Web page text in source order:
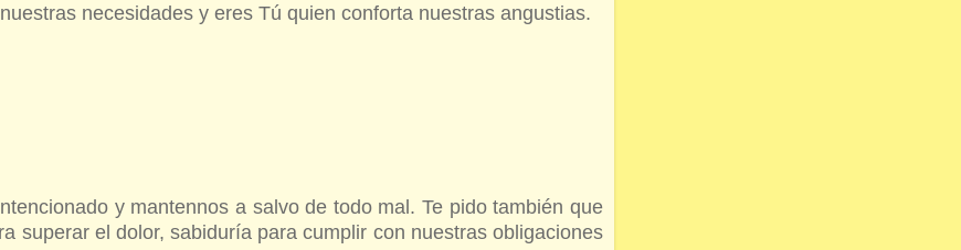
necesidades y eres Tú quien conforta nuestras angustias.
y mantennos a salvo de todo mal. Te pido también que
superar el dolor, sabiduría para cumplir con nuestras obligaciones